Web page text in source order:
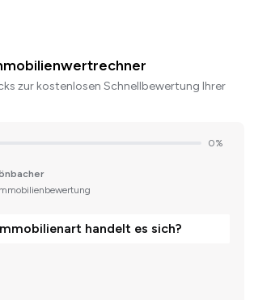
zur kostenlosen Schnellbewertung Ihrer